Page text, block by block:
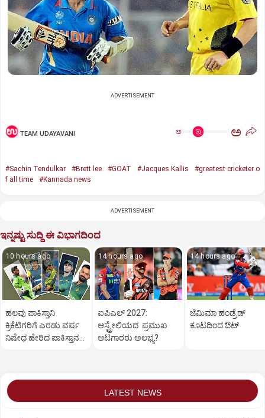
ADVERTISEMENT
TEAM UDAYAVANI ಅ ಅ
#Sachin Tendulkar #Brett lee #GOAT #Jacques Kallis
#greatest cricketer o
f all time
#Kannada news
ADVERTISEMENT
ಇನ್ನಷ್ಟು ಸುದ್ದಿ ಈ ವಿಭಾಗದಿಂದ
10 hours ago
ಹಲವು ಪಾಕಿಸ್ತಾನಿ
ಕ್ರಿಕೆಟಿಗರಿಗೆ ಎರಡು ವರ್ಷ
ನಿಷೇಧ ಹೇರಿದ ಪಾಕಿಸ್ತಾನ
14 hours ago
ಐಪಿಎಲ್‌ 2027:
ಆಸ್ಟ್ರೇಲಿಯದ ಪ್ರಮುಖ
ಆಟಗಾರರು ಅಲಭ್ಯ?
14 hours ago
ಜೆಮಿಮಾ ಹಂಡ್ರೆಡ್‌
ಕೂಟದಿಂದ ಔಟ್‌
LATEST NEWS